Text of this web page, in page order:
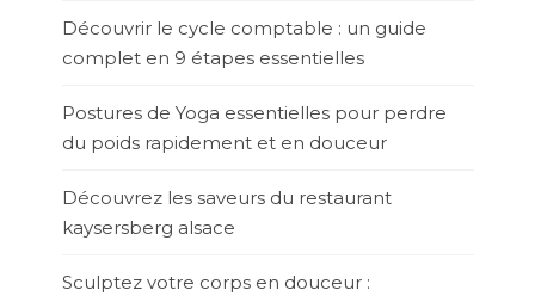
Découvrir le cycle comptable : un guide
complet en 9 étapes essentielles
Postures de Yoga essentielles pour perdre
du poids rapidement et en douceur
Découvrez les saveurs du restaurant
kaysersberg alsace
Sculptez votre corps en douceur :